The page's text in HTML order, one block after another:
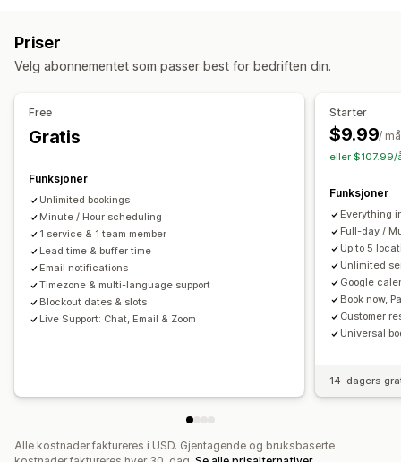
Administrasjon av avtaler
Kalender
Planlegging Tidsluker
Blokker datoer
Billettutstedelse
Datasynkronisering
E-postvarsler
Innskudd
Personalstyring
Tilpasning
Sporingssider
Programtillegg for kalender
Tilpassede billetter
Tilpassede skjemaer
Tilpassede varsler
Merkevarebygging Tilpasset CSS
Personalstyring
Planlegging
Personaltillatelser
Priser
Velg abonnementet som passer best for bedriften din.
Free
Gratis
Funksjoner
Unlimited bookings
Minute / Hour scheduling
1 service & 1 team member
Lead time & buffer time
Email notifications
Timezone & multi-language support
Blockout dates & slots
Live Support: Chat, Email & Zoom
Starter
$9.99/
eller $107.99/
Funksjoner
Everything
Full-day /
Up to 5
Unlimited
Google
Book now,
Customer
Universal
14-dagers
Alle kostnader faktureres i USD. Gjentagende og bruksbaserte